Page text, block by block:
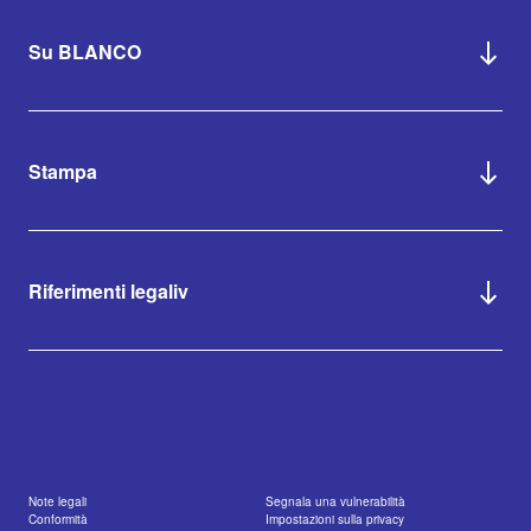
Su BLANCO
Stampa
Riferimenti legaliv
Note legali
Segnala una vulnerabilità
Conformità
Impostazioni sulla privacy